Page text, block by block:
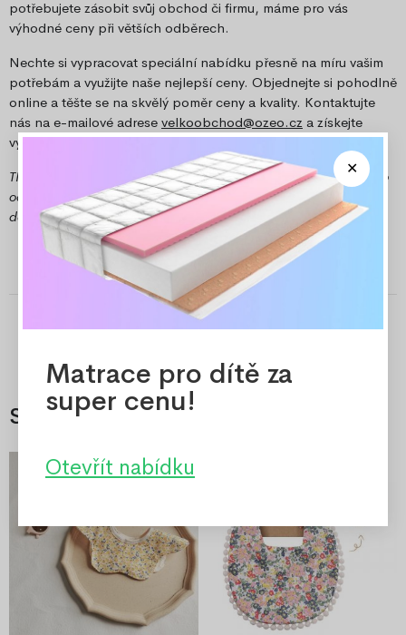
potřebujete zásobit svůj obchod či firmu, máme pro vás
výhodné ceny při větších odběrech.
Nechte si vypracovat speciální nabídku přesně na míru vašim
potřebám a využijte naše nejlepší ceny. Objednejte si pohodlně
online a těšte se na skvělý poměr ceny a kvality. Kontaktujte
nás na e-mailové adrese velkoobchod@ozeo.cz a získejte
výhodnou nabídku.
TIP: Pokud jste z Frýdecko-Místecka, využijte možnost osobního
odběru v našem expedičním skladu v Místku a ušetřete za
dopravu.
Související
Matrace pro dítě za
super cenu!
Otevřít nabídku